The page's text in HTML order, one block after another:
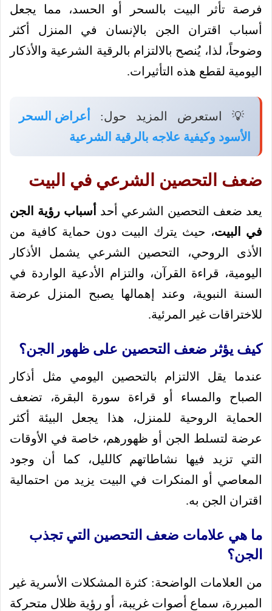
فرصة تأثر البيت بالسحر أو الحسد، مما يجعل
أسباب اقتران الجن بالإنسان في المنزل أكثر
وضوحاً، لذا، يُنصح بالالتزام بالرقية الشرعية والأذكار
اليومية لقطع هذه التأثيرات.
💡 استعرض المزيد حول:
أعراض السحر
الأسود وكيفية علاجه بالرقية الشرعية
ضعف التحصين الشرعي في البيت
يعد ضعف التحصين الشرعي أحد
أسباب رؤية الجن
في البيت، حيث يترك البيت دون حماية كافية من
الأذى الروحي، التحصين الشرعي يشمل الأذكار
اليومية، قراءة القرآن، والتزام الأدعية الواردة في
السنة النبوية، وعند إهمالها يصبح المنزل عرضة
للاختراقات غير المرئية.
كيف يؤثر ضعف التحصين على ظهور الجن؟
عندما يقل الالتزام بالتحصين اليومي مثل أذكار
الصباح والمساء أو قراءة سورة البقرة، تضعف
الحماية الروحية للمنزل، هذا يجعل البيئة أكثر
عرضة لتسلط الجن أو ظهورهم، خاصة في الأوقات
التي تزيد فيها نشاطاتهم كالليل، كما أن وجود
المعاصي أو المنكرات في البيت يزيد من احتمالية
اقتران الجن به.
ما هي علامات ضعف التحصين التي تجذب
الجن؟
من العلامات الواضحة: كثرة المشكلات الأسرية غير
المبررة، سماع أصوات غريبة، أو رؤية ظلال متحركة